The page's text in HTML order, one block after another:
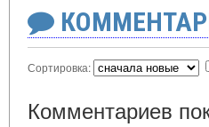
Сортировка:
Комментариев